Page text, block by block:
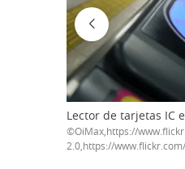
Lector de tarjetas IC
©OiMax,https://
2.0,https://